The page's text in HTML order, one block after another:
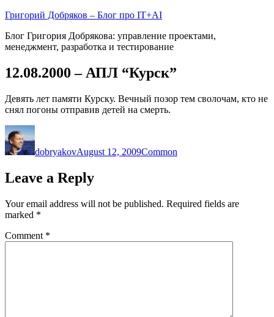
Skip
content
Григорий Добряков – Блог про IT+AI
Блог Григория Добрякова: управление проектами,
менеджмент, разработка и тестирование
12.08.2000 – АПЛ “Курск”
Девять лет памяти Курску. Вечный позор тем сволочам, кто не
снял погоны отправив детей на смерть.
Author
dobryakovAugust 12, 2009Common
Leave a Reply
Your email address will not be published. Required fields are
marked *
Comment *